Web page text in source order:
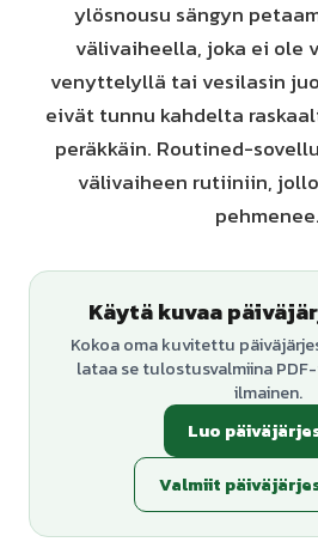
ylösnousu sängyn
välivaiheella, joka ei ole
venyttelyllä tai vesilasin
eivät tunnu kahdelta
peräkkäin. Routined-
välivaiheen rutiiniin,
pehmenee.
Käytä kuvaa
Kokoa oma kuvitettu
lataa se tulostusvalmiina
ilmainen.
Luo
Valmiit